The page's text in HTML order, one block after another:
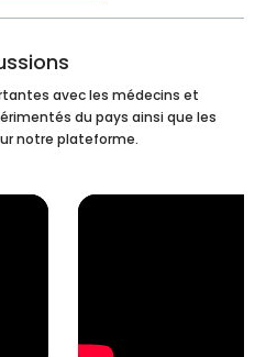
avec les médecins et
du pays ainsi que les
notre plateforme.